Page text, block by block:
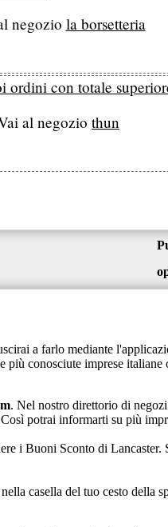
negozio la borsetteria
ordini con totale
al negozio thun
a farlo mediante
conosciute imprese
. Nel nostro direttorio di
potrai informarti su più
i Buoni Sconto di
casella del tuo cesto della